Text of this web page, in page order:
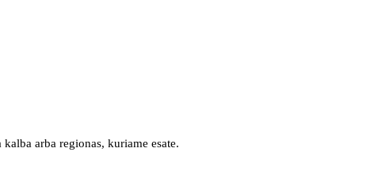
arba regionas, kuriame esate.